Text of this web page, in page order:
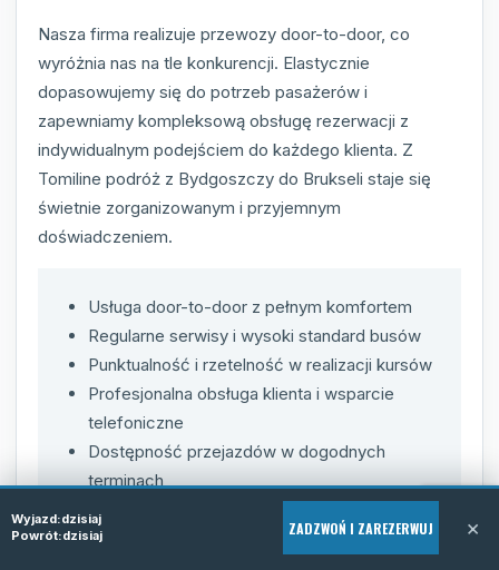
Nasza firma realizuje przewozy door-to-door, co
wyróżnia nas na tle konkurencji. Elastycznie
dopasowujemy się do potrzeb pasażerów i
zapewniamy kompleksową obsługę rezerwacji z
indywidualnym podejściem do każdego klienta. Z
Tomiline podróż z Bydgoszczy do Brukseli staje się
świetnie zorganizowanym i przyjemnym
doświadczeniem.
Usługa door-to-door z pełnym komfortem
Regularne serwisy i wysoki standard busów
Punktualność i rzetelność w realizacji kursów
Profesjonalna obsługa klienta i wsparcie
telefoniczne
Dostępność przejazdów w dogodnych
terminach
Wyjazd:dzisiaj
Powrót:dzisiaj ZADZWOŃ I ZAREZERWUJ ×